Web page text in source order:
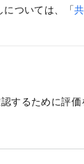
ついては、「
するために評